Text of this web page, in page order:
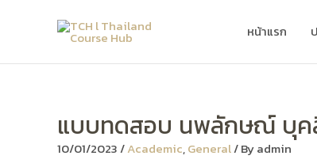
หน้าแรก
แบบทดสอบ นพลักษณ์ บุคลิ
10/01/2023/Academic,General/ Byadmin